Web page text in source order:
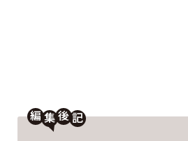
編 後